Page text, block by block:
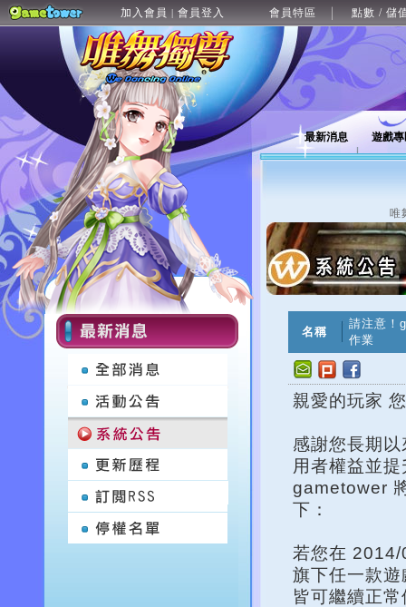
加入會員 | 會員登入 會員特區 點數 / 儲
最新消息 遊戲
唯
名稱
請注意！
作業
親愛的玩家
感謝您長期
用者權益並
gametower
下：
若您在
旗下任一款
皆可繼續正